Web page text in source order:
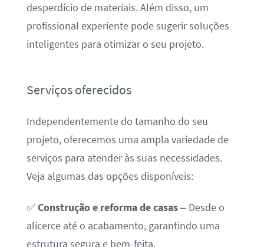
desperdício de materiais. Além disso, um
profissional experiente pode sugerir soluções
inteligentes para otimizar o seu projeto.
Serviços oferecidos
Independentemente do tamanho do seu
projeto, oferecemos uma ampla variedade de
serviços para atender às suas necessidades.
Veja algumas das opções disponíveis:
✅Construção e reforma de casas– Desde o
alicerce até o acabamento, garantindo uma
estrutura segura e bem-feita.